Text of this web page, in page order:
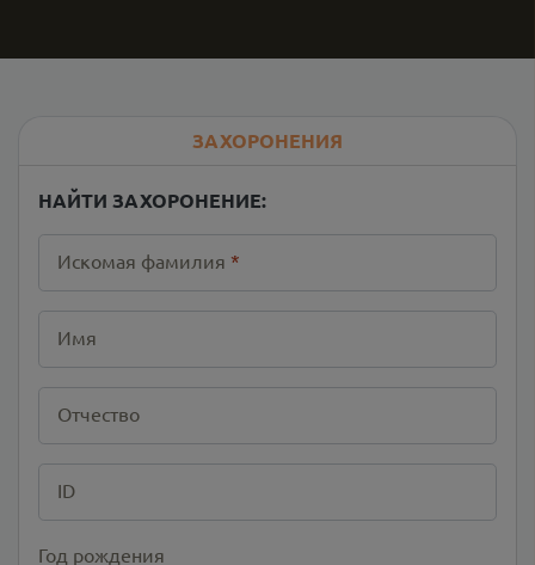
ЗАХОРОНЕНИЯ
НАЙТИ ЗАХОРОНЕНИЕ:
Искомая фамилия *
Имя
Отчество
ID
Год рождения